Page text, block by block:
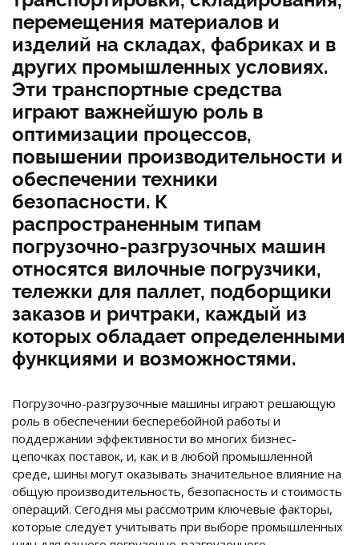
перемещения материалов и
изделий на складах, фабриках и в
других промышленных условиях.
Эти транспортные средства
играют важнейшую роль в
оптимизации процессов,
повышении производительности и
обеспечении техники
безопасности. К
распространенным типам
погрузочно-разгрузочных машин
относятся вилочные погрузчики,
тележки для паллет, подборщики
заказов и ричтраки, каждый из
которых обладает определенными
функциями и возможностями.
Погрузочно-разгрузочные машины играют решающую
роль в обеспечении бесперебойной работы и
поддержании эффективности во многих бизнес-
цепочках поставок, и, как и в любой промышленной
среде, шины могут оказывать значительное влияние на
общую производительность, безопасность и стоимость
операций. Сегодня мы рассмотрим ключевые факторы,
которые следует учитывать при выборе промышленных